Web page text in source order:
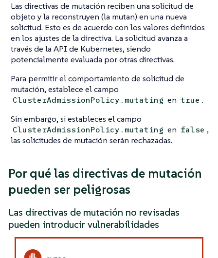
Las directivas de mutación reciben una solicitud de
objeto y la reconstruyen (la mutan) en una nueva
solicitud. Esto es de acuerdo con los valores definidos
en los ajustes de la directiva. La solicitud avanza a
través de la API de Kubernetes, siendo
potencialmente evaluada por otras directivas.
Para permitir el comportamiento de solicitud de
mutación, establece el campo
ClusterAdmissionPolicy.mutating en true .
Sin embargo, si estableces el campo
ClusterAdmissionPolicy.mutating en false ,
las solicitudes de mutación serán rechazadas.
Por qué las directivas de mutación
pueden ser peligrosas
Las directivas de mutación no revisadas
pueden introducir vulnerabilidades